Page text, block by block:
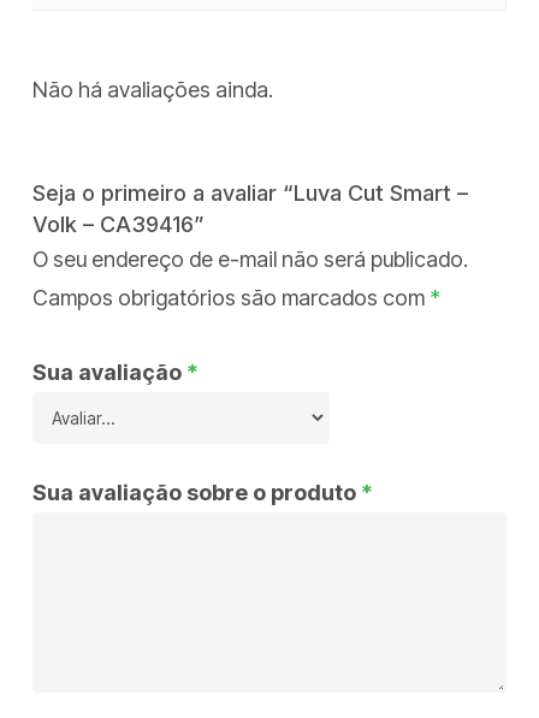
Não há avaliações ainda.
Seja o primeiro a avaliar “Luva Cut Smart –
Volk – CA39416”
O seu endereço de e-mail não será publicado.
Campos obrigatórios são marcados com *
Sua avaliação *
Sua avaliação sobre o produto *